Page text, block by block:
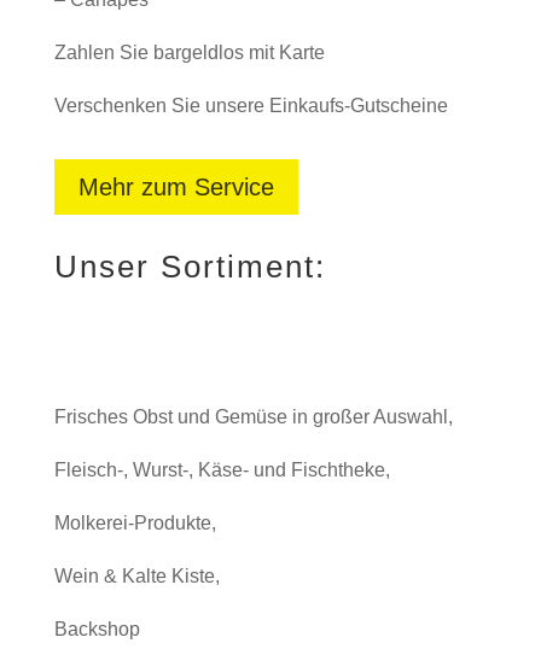
Zahlen Sie bargeldlos mit Karte
Verschenken Sie unsere Einkaufs-Gutscheine
Mehr zum Service
Unser Sortiment:
Frisches Obst und Gemüse in großer Auswahl,
Fleisch-, Wurst-, Käse- und Fischtheke,
Molkerei-Produkte,
Wein & Kalte Kiste,
Backshop